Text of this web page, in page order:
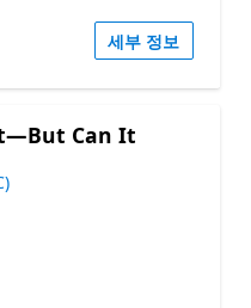
세부 정보
Can It